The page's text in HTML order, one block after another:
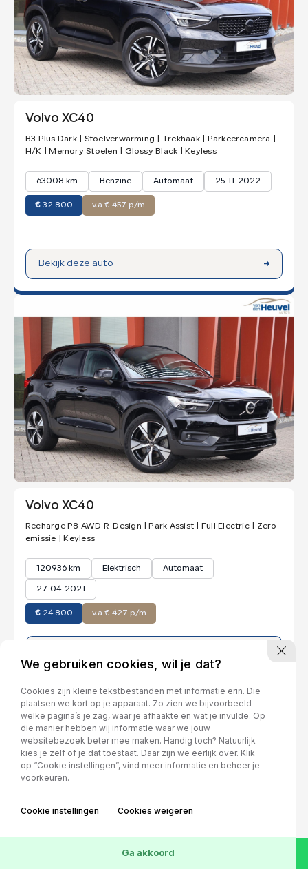
Volvo XC40
B3 Plus Dark | Stoelverwarming | Trekhaak | Parkeercamera |
H/K | Memory Stoelen | Glossy Black | Keyless
63008 km Benzine Automaat 25-11-2022
€ 32.800 v.a € 457 p/m
Bekijk deze auto
Volvo XC40
Recharge P8 AWD R-Design | Park Assist | Full Electric | Zero-
emissie | Keyless
120936 km Elektrisch Automaat
27-04-2021
€ 24.800 v.a € 427 p/m
We gebruiken cookies, wil je dat?
Cookies zijn kleine tekstbestanden met informatie erin. Die
plaatsen we kort op je apparaat. Zo zien we bijvoorbeeld
welke pagina’s je zag, waar je afhaakte en wat je invulde. Op
die manier hebben wij informatie waar we jouw
websitebezoek beter mee maken. Handig toch? Natuurlijk
kies je zelf of je dat toestaat. Daar zijn we eerlijk over. Klik
op “Cookie instellingen”, vind meer informatie en beheer je
voorkeuren.
Cookie instellingen Cookies weigeren
Ga akkoord